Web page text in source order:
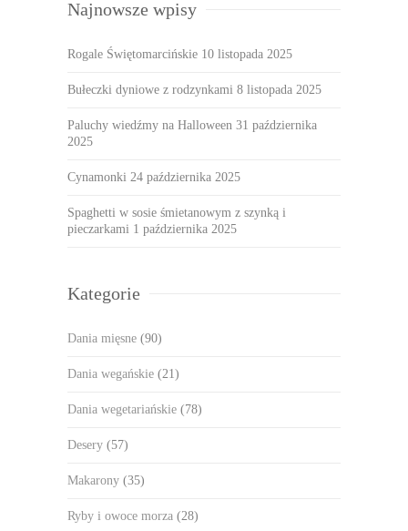
Najnowsze wpisy
Rogale Świętomarcińskie 10 listopada 2025
Bułeczki dyniowe z rodzynkami 8 listopada 2025
Paluchy wiedźmy na Halloween 31 października
2025
Cynamonki 24 października 2025
Spaghetti w sosie śmietanowym z szynką i
pieczarkami 1 października 2025
Kategorie
Dania mięsne (90)
Dania wegańskie (21)
Dania wegetariańskie (78)
Desery (57)
Makarony (35)
Ryby i owoce morza (28)